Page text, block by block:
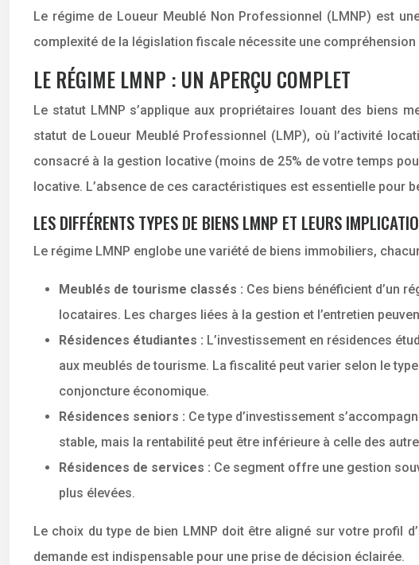
Le régime de Loueur Meublé Non Professionnel (LMNP) est
complexité de la législation fiscale nécessite une
LE RÉGIME LMNP : UN APERÇU COMPLET
Le statut LMNP s’applique aux propriétaires louant des biens
statut de Loueur Meublé Professionnel (LMP), où l’activité
consacré à la gestion locative (moins de 25% de votre temps
locative. L’absence de ces caractéristiques est essentielle pour
LES DIFFÉRENTS TYPES DE BIENS LMNP ET LEURS
Le régime LMNP englobe une variété de biens immobiliers,
Meublés de tourisme classés : Ces biens bénéficient d’un
locataires. Les charges liées à la gestion et l’entretien
Résidences étudiantes : L’investissement en résidences
aux meublés de tourisme. La fiscalité peut varier selon le
conjoncture économique.
Résidences seniors : Ce type d’investissement
stable, mais la rentabilité peut être inférieure à celle des
Résidences de services : Ce segment offre une gestion
plus élevées.
Le choix du type de bien LMNP doit être aligné sur votre profil
demande est indispensable pour une prise de décision éclairée.